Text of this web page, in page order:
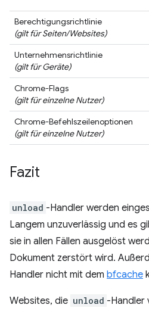
Berechtigungsrichtlinie
(gilt für Seiten/Websites)
Unternehmensrichtlinie
(gilt für Geräte)
Chrome-Flags
(gilt für einzelne Nutzer)
Chrome-Befehlszeilenoptionen
(gilt für einzelne Nutzer)
Fazit
unload -Handler werden
Langem unzuverlässig und es
sie in allen Fällen ausgelöst
Dokument zerstört wird.
Handler nicht mit dem bfcache
Websites, die unload -Handler